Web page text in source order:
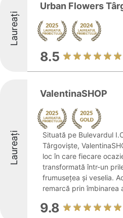
Laureați
Urban Flowers
8.5
Laureați
ValentinaSHOP
Situată pe Bulevardul
Târgoviște,
loc în care fiecare
transformată într-un
frumusețea și veselia.
remarcă prin îmbinarea
9.8